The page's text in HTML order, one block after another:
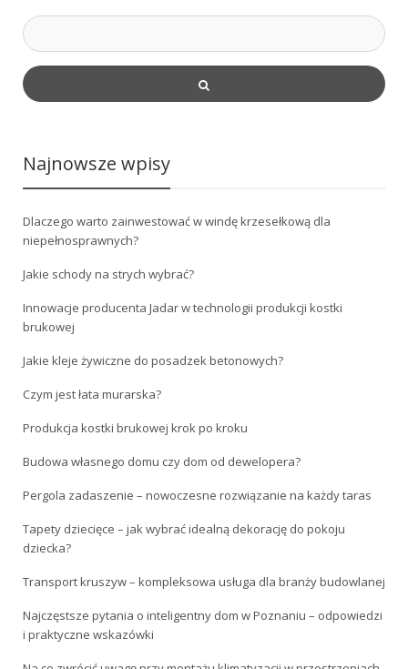
Najnowsze wpisy
Dlaczego warto zainwestować w windę krzesełkową dla
niepełnosprawnych?
Jakie schody na strych wybrać?
Innowacje producenta Jadar w technologii produkcji kostki
brukowej
Jakie kleje żywiczne do posadzek betonowych?
Czym jest łata murarska?
Produkcja kostki brukowej krok po kroku
Budowa własnego domu czy dom od dewelopera?
Pergola zadaszenie – nowoczesne rozwiązanie na każdy taras
Tapety dziecięce – jak wybrać idealną dekorację do pokoju
dziecka?
Transport kruszyw – kompleksowa usługa dla branży budowlanej
Najczęstsze pytania o inteligentny dom w Poznaniu – odpowiedzi
i praktyczne wskazówki